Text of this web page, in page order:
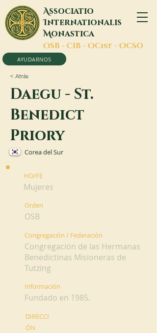
Associatio
Internationalis
Monastica
OSB - CIB - OCist - OCSO
AYUDARNOS
< Atrás
Daegu - St.
Benedict
Priory
Corea del Sur
HO/FE
Mujeres
Orden
OSB
Congregación / Federación
Congregación de las Hermanas
Benedictinas Misioneras de
Tutzing
Información
Fundado en 1985.
DIRECCI
ÓN